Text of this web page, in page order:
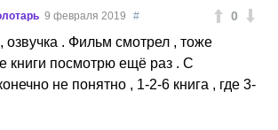
0
9 февраля 2019 #
озвучка . Фильм смотрел , тоже
книги посмотрю ещё раз . С
не понятно , 1-2-6 книга , где 3-